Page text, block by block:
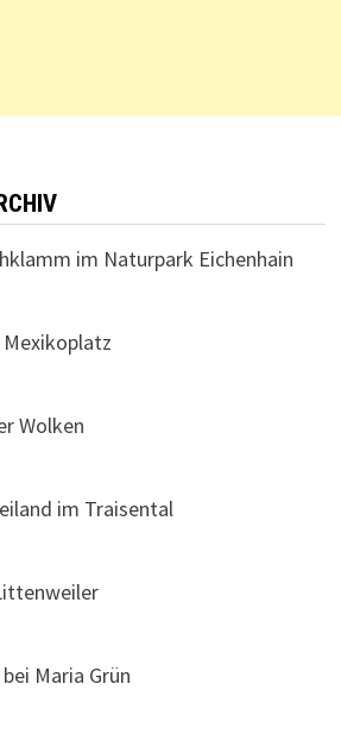
im Naturpark Eichenhain
Wolken
im Traisental
Maria Grün